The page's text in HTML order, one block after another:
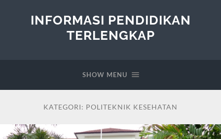
INFORMASI PENDIDIKAN
TERLENGKAP
SHOW MENU
KATEGORI: POLITEKNIK KESEHATAN